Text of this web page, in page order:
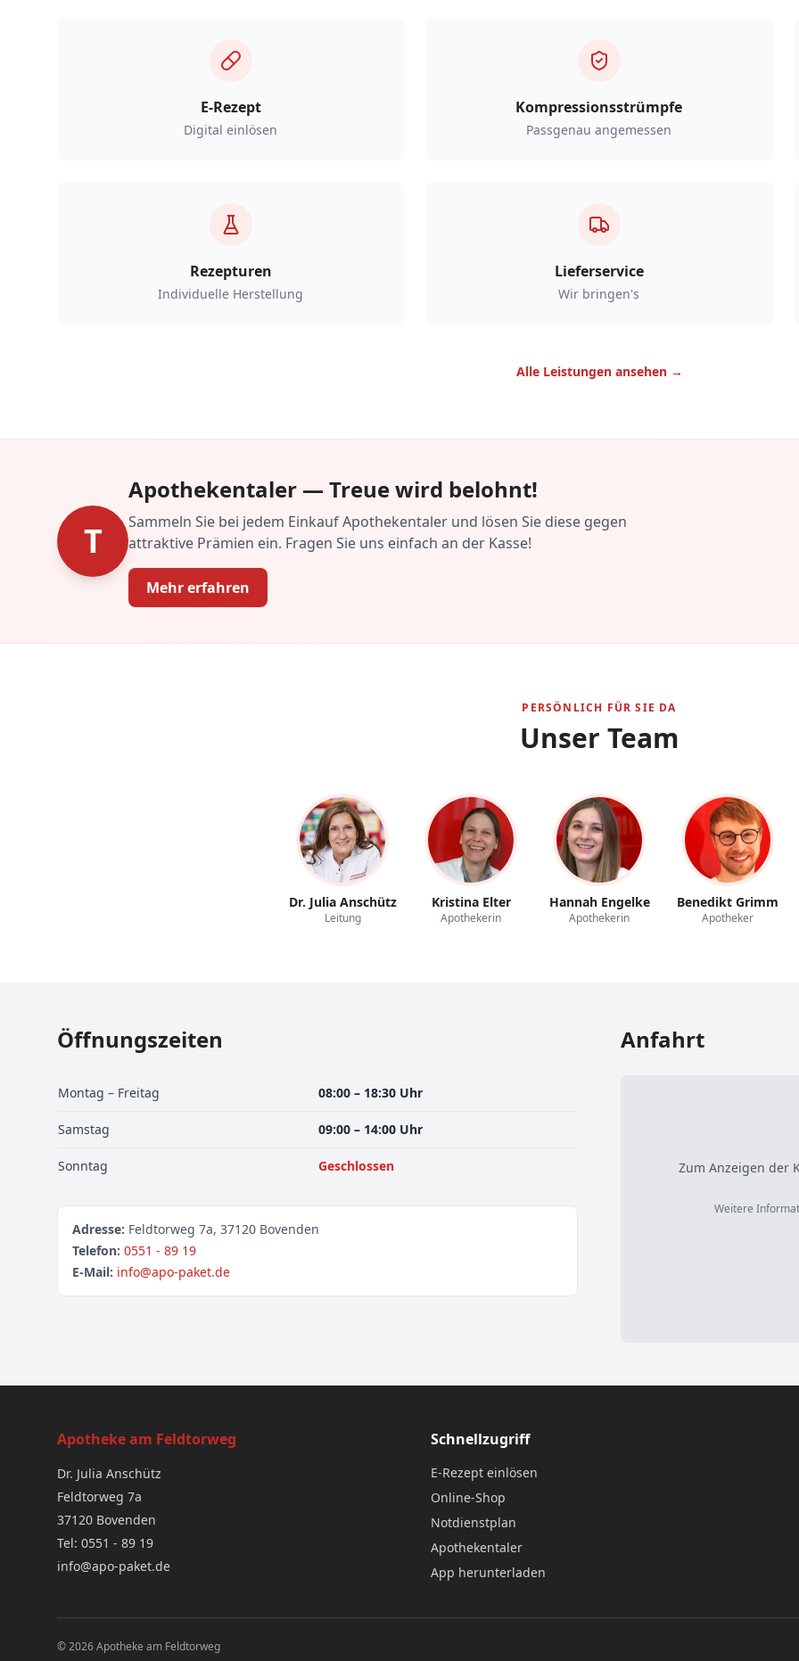
E-Rezept
Digital einlösen
Kompressionsstrümpfe
Passgenau angemessen
Rezepturen
Individuelle Herstellung
Lieferservice
Wir bringen's
Alle Leistungen ansehen →
T
Apothekentaler — Treue wird belohnt!
Sammeln Sie bei jedem Einkauf Apothekentaler und lösen Sie diese gegen
attraktive Prämien ein. Fragen Sie uns einfach an der Kasse!
Mehr erfahren
PERSÖNLICH FÜR SIE DA
Unser Team
Dr. Julia Anschütz
Leitung
Kristina Elter
Apothekerin
Hannah Engelke
Apothekerin
Benedikt Grimm
Apotheker
Öffnungszeiten
Montag – Freitag 08:00 – 18:30 Uhr
Samstag 09:00 – 14:00 Uhr
Sonntag Geschlossen
Adresse: Feldtorweg 7a, 37120 Bovenden
Telefon: 0551 - 89 19
E-Mail: info@apo-paket.de
Anfahrt
Zum Anzeigen der
Weitere
Apotheke am Feldtorweg
Dr. Julia Anschütz
Feldtorweg 7a
37120 Bovenden
Tel: 0551 - 89 19
info@apo-paket.de
Schnellzugriff
E-Rezept einlösen
Online-Shop
Notdienstplan
Apothekentaler
App herunterladen
© 2026 Apotheke am Feldtorweg